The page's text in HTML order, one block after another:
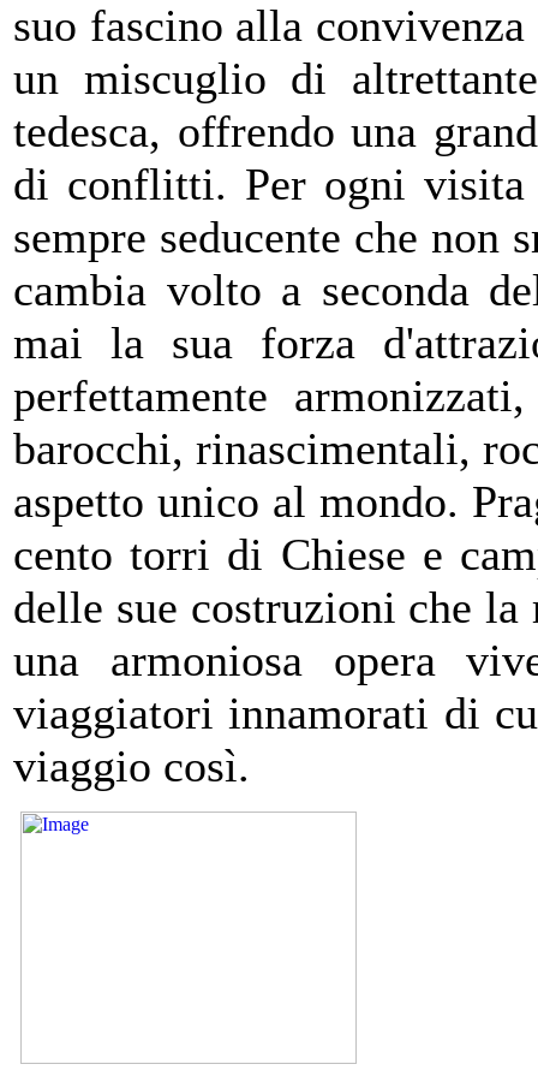
suo fascino alla
un miscuglio di
tedesca, offrendo una
di conflitti. Per ogni visita
sempre seducente che non
cambia volto a seconda
mai la sua forza
perfettamente
barocchi, rinascimentali,
aspetto unico al mondo.
cento torri di Chiese e
delle sue costruzioni che
una armoniosa opera
viaggiatori innamorati di
viaggio così.